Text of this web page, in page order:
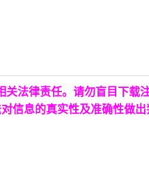
法律责任。请勿盲目下载
信息的真实性及准确性做